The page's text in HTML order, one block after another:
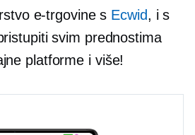
e-trgovine s Ecwid, i s
svim prednostima
platforme i više!